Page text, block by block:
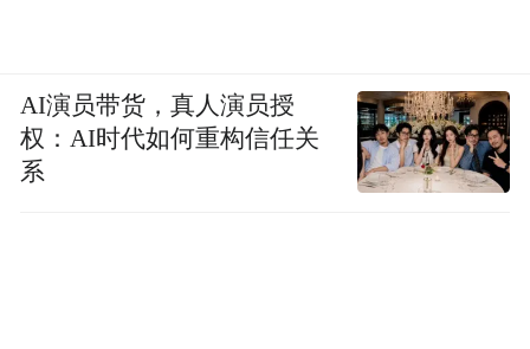
AI演员带货，真人演员授
权：AI时代如何重构信任关
系